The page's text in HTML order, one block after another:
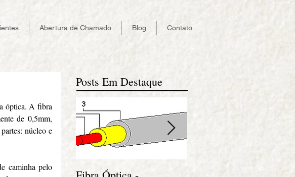
Abertura de Chamado Blog Contato
óptica. A fibra
de 0,5mm,
núcleo e
caminha pelo
Posts Em Destaque